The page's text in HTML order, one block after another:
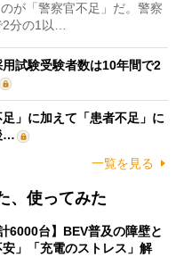
が「警察官不足」だ。警察
2分の1以…
用試験受験者数は10年間で2
」に加えて「患者不足」に
…
一覧を見る
、使ってみた
6000台】BEV普及の障壁と
」「充電のストレス」解